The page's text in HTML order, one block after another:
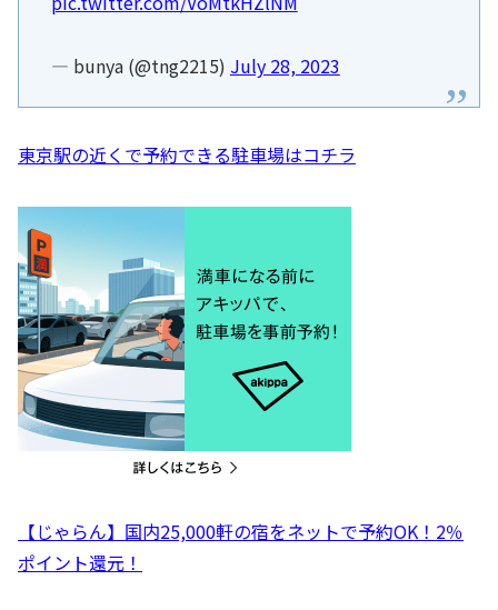
— bunya (@tng2215) July 28, 2023
東京駅の近くで予約できる駐車場はコチラ
【じゃらん】国内25,000軒の宿をネットで予約OK！2％
ポイント還元！